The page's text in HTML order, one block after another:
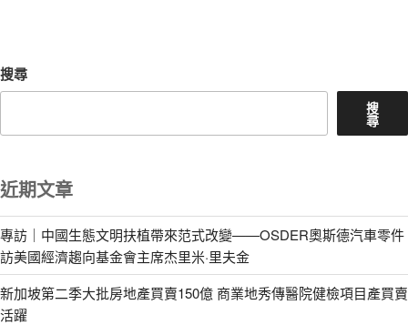
搜尋
搜
尋
近期文章
專訪｜中國生態文明扶植帶來范式改變——OSDER奧斯德汽車零件
訪美國經濟趨向基金會主席杰里米·里夫金
新加坡第二季大批房地產買賣150億 商業地秀傳醫院健檢項目產買賣
活躍